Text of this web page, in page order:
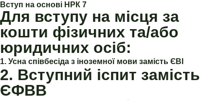
Вступ на основі НРК 7
Для вступу на місця за
кошти фізичних та/або
юридичних осіб:
1. Усна співбесіда з іноземної мови замість ЄВІ
2. Вступний іспит замість
ЄФВВ